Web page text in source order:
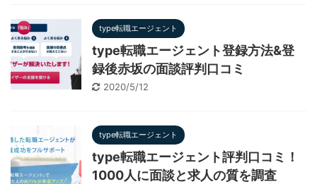
type転職エージェント
type転職エージェント登録方法&登
録後赤坂の面談評判口コミ
2020/5/12
type転職エージェント
type転職エージェント評判口コミ！
1000人に面談と求人の質を調査